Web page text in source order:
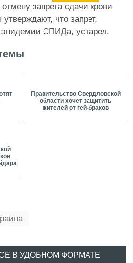
запрета сдачи крови
что запрет,
СПИДа, устарел.
Правительство Свердловской
области хочет защитить
жителей от гей-браков
В УДОБНОМ ФОРМАТЕ